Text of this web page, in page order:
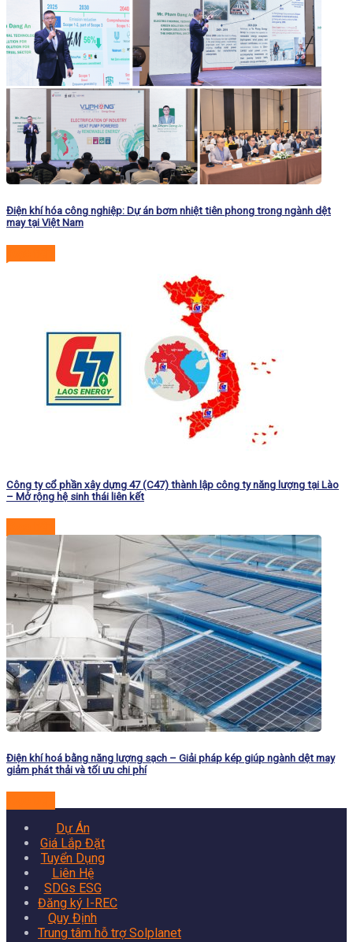
Điện khí hóa công nghiệp: Dự án bơm nhiệt tiên phong trong ngành dệt
may tại Việt Nam
Công ty cổ phần xây dựng 47 (C47) thành lập công ty năng lượng tại Lào
– Mở rộng hệ sinh thái liên kết
Điện khí hoá bằng năng lượng sạch – Giải pháp kép giúp ngành dệt may
giảm phát thải và tối ưu chi phí
Dự Án
Giá Lắp Đặt
Tuyển Dụng
Liên Hệ
SDGs ESG
Đăng ký I-REC
Quy Định
Trung tâm hỗ trợ Solplanet